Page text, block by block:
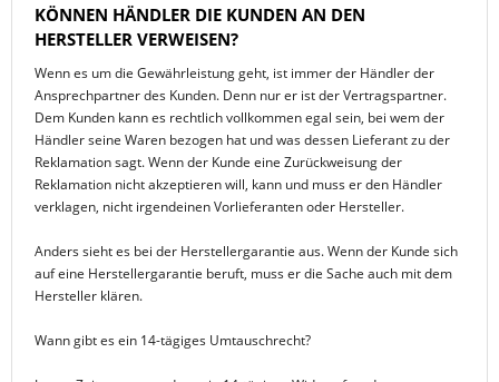
KÖNNEN HÄNDLER DIE KUNDEN AN DEN
HERSTELLER VERWEISEN?
Wenn es um die Gewährleistung geht, ist immer der Händler der
Ansprechpartner des Kunden. Denn nur er ist der Vertragspartner.
Dem Kunden kann es rechtlich vollkommen egal sein, bei wem der
Händler seine Waren bezogen hat und was dessen Lieferant zu der
Reklamation sagt. Wenn der Kunde eine Zurückweisung der
Reklamation nicht akzeptieren will, kann und muss er den Händler
verklagen, nicht irgendeinen Vorlieferanten oder Hersteller.
Anders sieht es bei der Herstellergarantie aus. Wenn der Kunde sich
auf eine Herstellergarantie beruft, muss er die Sache auch mit dem
Hersteller klären.
Wann gibt es ein 14-tägiges Umtauschrecht?